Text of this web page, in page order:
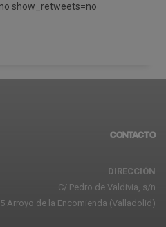
show_retweets=no
CONTACTO
DIRECCIÓN
C/ Pedro de Valdivia, s/n
Arroyo de la Encomienda (Valladolid)